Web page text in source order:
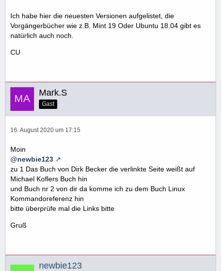
Ich habe hier die neuesten Versionen aufgelistet, die
Vorgängerbücher wie z.B. Mint 19 Oder Ubuntu 18.04 gibt es
natürlich auch noch.
CU
Mark.S
Gast
16. August 2020 um 17:15
Moin
@newbie123
zu 1 Das Buch von Dirk Becker die verlinkte Seite weißt auf
Michael Koflers Buch hin
und Buch nr 2 von dir da komme ich zu dem Buch Linux
Kommandoreferenz hin
bitte überprüfe mal die Links bitte
Gruß
newbie123